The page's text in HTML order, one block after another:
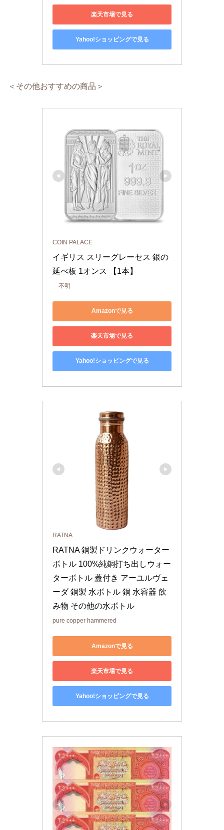
楽天市場で見る
Yahoo!ショッピングで見る
＜その他おすすめの商品＞
COIN PALACE
イギリス スリーグレーセス 銀の
延べ板 1オンス 【1本】
不明
Amazonで見る
楽天市場で見る
Yahoo!ショッピングで見る
RATNA
RATNA 銅製ドリンクウォーター
ボトル 100%純銅打ち出しウォー
ターボトル 蓋付き アーユルヴェ
ーダ 銅製 水ボトル 銅 水容器 飲
み物 その他の水ボトル
pure copper hammered
Amazonで見る
楽天市場で見る
Yahoo!ショッピングで見る